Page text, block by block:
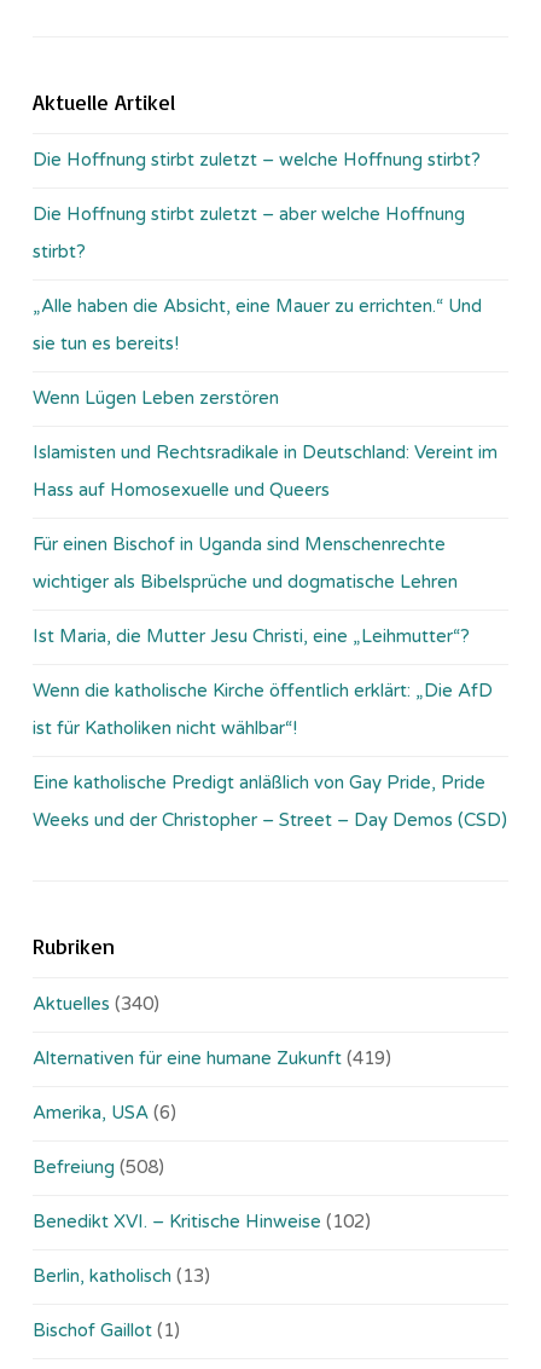
Aktuelle Artikel
Die Hoffnung stirbt zuletzt – welche Hoffnung stirbt?
Die Hoffnung stirbt zuletzt – aber welche Hoffnung
stirbt?
„Alle haben die Absicht, eine Mauer zu errichten.“ Und
sie tun es bereits!
Wenn Lügen Leben zerstören
Islamisten und Rechtsradikale in Deutschland: Vereint im
Hass auf Homosexuelle und Queers
Für einen Bischof in Uganda sind Menschenrechte
wichtiger als Bibelsprüche und dogmatische Lehren
Ist Maria, die Mutter Jesu Christi, eine „Leihmutter“?
Wenn die katholische Kirche öffentlich erklärt: „Die AfD
ist für Katholiken nicht wählbar“!
Eine katholische Predigt anläßlich von Gay Pride, Pride
Weeks und der Christopher – Street – Day Demos (CSD)
Rubriken
Aktuelles (340)
Alternativen für eine humane Zukunft (419)
Amerika, USA (6)
Befreiung (508)
Benedikt XVI. – Kritische Hinweise (102)
Berlin, katholisch (13)
Bischof Gaillot (1)